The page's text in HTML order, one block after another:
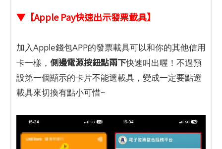
▼【Apple Pay快速出示發票載具】
加入Apple錢包APP的發票載具可以和你的其他信用
卡一樣， 側邊電源按鈕點兩下快速叫出喔！不過預
設第一個顯示的卡片不能選載具，變成一定要點選
載具來切換有點小可惜~